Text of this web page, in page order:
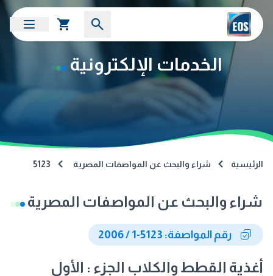
الخدمات الإلكترونية
الرئيسية شراء والبحث عن المواصفات المصرية 5123
شراء والبحث عن المواصفات المصرية
رقم المواصفة: 5123-1 / 2006
أغذية القطط والكلاب الجزء : الأول